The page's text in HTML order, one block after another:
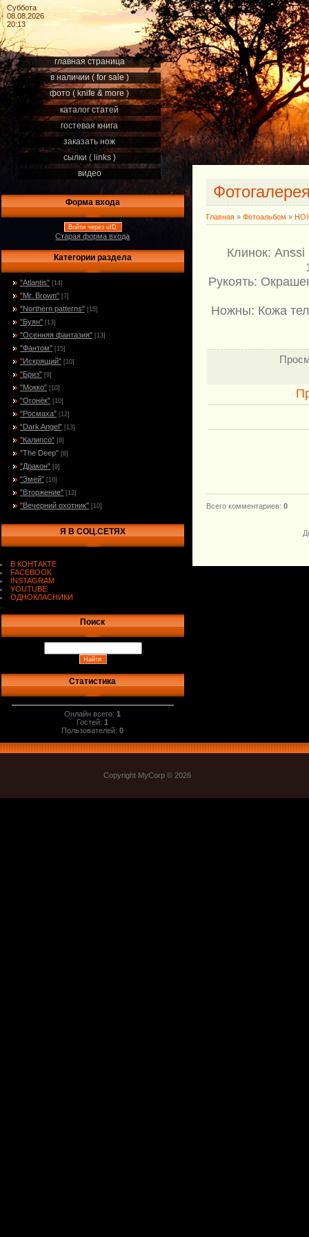
Суббота
08.08.2026
20:13
главная страница
в наличии ( for sale )
фото ( knife & more )
каталог статей
гостевая книга
заказать нож
сылки ( links )
видео
Форма входа
Войти через uID
Старая форма входа
Категории раздела
"Atlantis" [14]
"Mr. Brown" [7]
"Northern patterns" [15]
"Буян" [13]
"Осенняя фантазия" [13]
"Фантом" [15]
"Искрящий" [10]
"Бриз" [9]
"Мокко" [10]
"Огонёк" [10]
"Росмаха" [12]
“Dark Angel” [13]
"Калипсо" [8]
"The Deep" [8]
"Дракон" [9]
"Змей" [10]
"Вторжение" [12]
"Вечерний охотник" [10]
Я В СОЦ.СЕТЯХ
В КОНТАКТЕ
FACEBOOK
INSTAGRAM
YOUTUBE
ОДНОКЛАСНИКИ
Поиск
Статистика
Онлайн всего:1
Гостей:1
Пользователей:0
Главная » Фотоальбом »
Клинок: Anssi
Рукоять:
Ножны: Кожа
Всего комментариев: 0
Copyright MyCorp © 2026